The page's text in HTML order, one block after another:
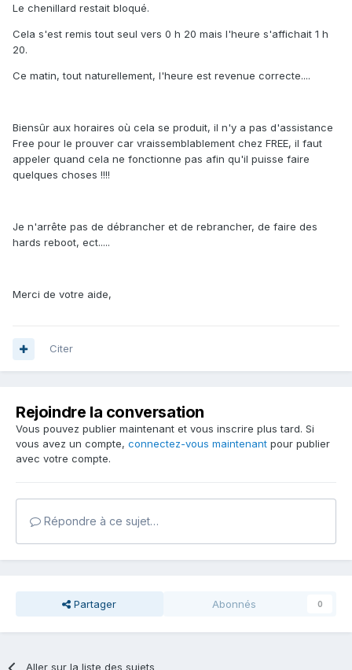
Le chenillard restait bloqué.
Cela s'est remis tout seul vers 0 h 20 mais l'heure s'affichait 1 h
20.
Ce matin, tout naturellement, l'heure est revenue correcte....
Biensûr aux horaires où cela se produit, il n'y a pas d'assistance
Free pour le prouver car vraissemblablement chez FREE, il faut
appeler quand cela ne fonctionne pas afin qu'il puisse faire
quelques choses !!!!
Je n'arrête pas de débrancher et de rebrancher, de faire des
hards reboot, ect.....
Merci de votre aide,
Citer
Rejoindre la conversation
Vous pouvez publier maintenant et vous inscrire plus tard. Si
vous avez un compte, connectez-vous maintenant pour publier
avec votre compte.
Répondre à ce sujet…
Partager Abonnés 0
Aller sur la liste des sujets